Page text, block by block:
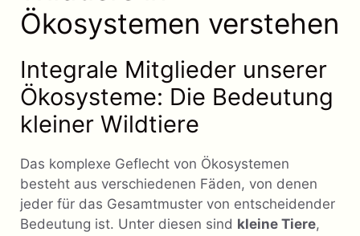
Ökosystemen verstehen
Integrale Mitglieder unserer
Ökosysteme: Die Bedeutung
kleiner Wildtiere
Das komplexe Geflecht von Ökosystemen
besteht aus verschiedenen Fäden, von denen
jeder für das Gesamtmuster von entscheidender
Bedeutung ist. Unter diesen sind kleine Tiere,